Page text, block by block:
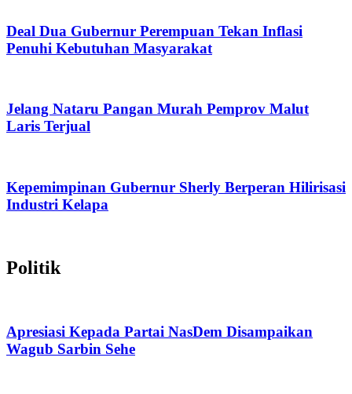
Deal Dua Gubernur Perempuan Tekan Inflasi
Penuhi Kebutuhan Masyarakat
Jelang Nataru Pangan Murah Pemprov Malut
Laris Terjual
Kepemimpinan Gubernur Sherly Berperan Hilirisasi
Industri Kelapa
Politik
Apresiasi Kepada Partai NasDem Disampaikan
Wagub Sarbin Sehe